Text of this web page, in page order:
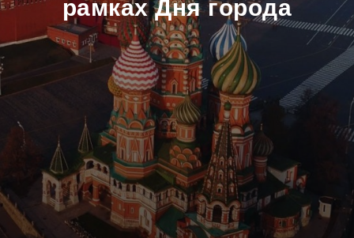
рамках Дня города